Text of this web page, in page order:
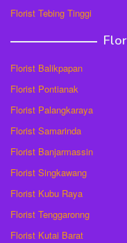
Florist Tebing Tinggi
Florist Balikpapan
Florist Pontianak
Florist Palangkaraya
Florist Samarinda
Florist Banjarmassin
Florist Singkawang
Florist Kubu Raya
Florist Tenggaronng
Florist Kutai Barat